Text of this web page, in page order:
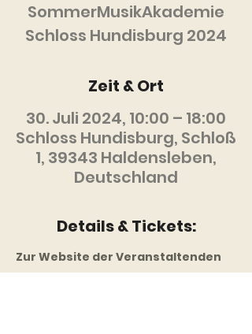
SommerMusikAkademie
Schloss Hundisburg 2024
Zeit & Ort
30. Juli 2024, 10:00 – 18:00
Schloss Hundisburg, Schloß
1, 39343 Haldensleben,
Deutschland
Details & Tickets:
Zur Website der Veranstaltenden